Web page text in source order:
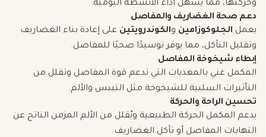
وحركتها، مما يُسهل أداء الأنشطة اليومية.
دعم صحة الغضاريف والمفاصل
يعمل الجلوكوزامين والكوندرويتين على إعادة بناء الغضاريف
وتقليل التآكل، مما يوفر توسيدًا صحيًا للمفاصل.
إبطاء شيخوخة المفاصل
المكمل غني بالمغذيات التي تدعم قوة المفاصل وتقلل من
التأثيرات السلبية للشيخوخة مثل التيبس والألم.
تحسين الراحة والحركة
يدعم المكمل الحركة الطبيعية ويُقلل من الألم المزمن الناتج عن
التهابات المفاصل أو تآكل الغضاريف.